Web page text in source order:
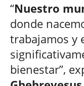
“Nuestro
donde
trabajamos y
bienestar”,